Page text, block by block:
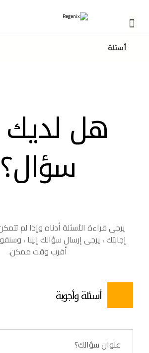
أسئلة
هل
سؤال؟
يرجى قراءة الأسئلة أدناه وإذا لم
إجابتك ، يرجى إرسال سؤالك إلينا ،
أقرب وقت ممكن.
أسئلة وأجوبة
عنوان سؤالك؟